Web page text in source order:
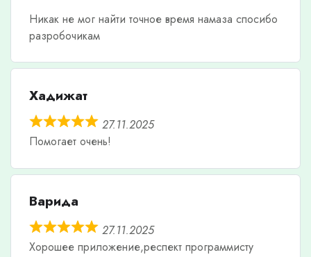
Никак не мог найти точное время намаза спосибо
разробочикам
Хадижат
27.11.2025
Помогает очень!
Варида
27.11.2025
Хорошее приложение,респект программисту